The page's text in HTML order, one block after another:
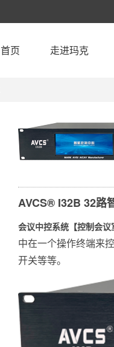
首页 走进玛克
AVCS® I32B 32路
会议中控系统【控制会议
中在一个操作终端来
开关等等。